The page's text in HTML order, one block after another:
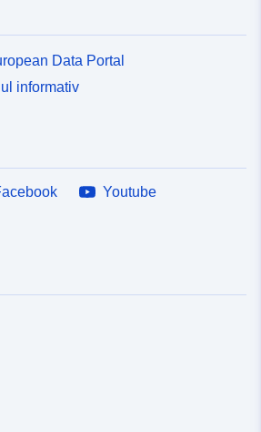
Data Portal
informativ
Youtube